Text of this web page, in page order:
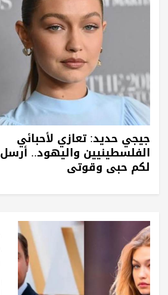
جيجي حديد: تعازي لأحبائي
الفلسطينيين واليهود.. أرسل
لكم حبي وقوتي